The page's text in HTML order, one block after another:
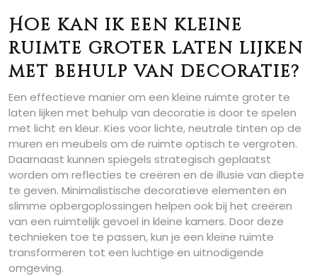
Hoe kan ik een kleine
ruimte groter laten lijken
met behulp van decoratie?
Een effectieve manier om een kleine ruimte groter te
laten lijken met behulp van decoratie is door te spelen
met licht en kleur. Kies voor lichte, neutrale tinten op de
muren en meubels om de ruimte optisch te vergroten.
Daarnaast kunnen spiegels strategisch geplaatst
worden om reflecties te creëren en de illusie van diepte
te geven. Minimalistische decoratieve elementen en
slimme opbergoplossingen helpen ook bij het creëren
van een ruimtelijk gevoel in kleine kamers. Door deze
technieken toe te passen, kun je een kleine ruimte
transformeren tot een luchtige en uitnodigende
omgeving.